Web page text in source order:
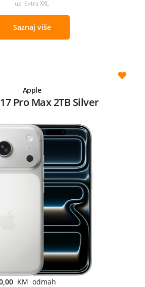
uz Extra XXL
Saznaj više
Apple
Pro Max 2TB Silver
KM odmah